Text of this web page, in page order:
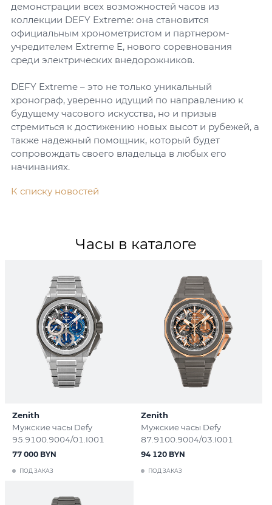
демонстрации всех возможностей часов из
коллекции DEFY Extreme: она становится
официальным хронометристом и партнером-
учредителем Extreme E, нового соревнования
среди электрических внедорожников.
DEFY Extreme – это не только уникальный
хронограф, уверенно идущий по направлению к
будущему часового искусства, но и призыв
стремиться к достижению новых высот и рубежей, а
также надежный помощник, который будет
сопровождать своего владельца в любых его
начинаниях.
К списку новостей
Часы в каталоге
Zenith
Мужские часы Defy
95.9100.9004/01.I001
ПОД ЗАКАЗ
77 000 BYN
Zenith
Мужские часы Defy
87.9100.9004/03.I001
ПОД ЗАКАЗ
94 120 BYN